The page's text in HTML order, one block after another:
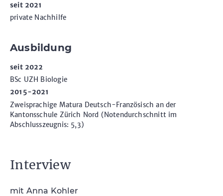
seit 2021
private Nachhilfe
Ausbildung
seit 2022
BSc UZH Biologie
2015-2021
Zweisprachige Matura Deutsch-Französisch an der
Kantonsschule Zürich Nord (Notendurchschnitt im
Abschlusszeugnis: 5,3)
Interview
mit Anna Kohler